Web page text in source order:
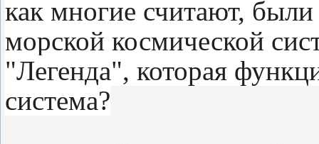
как многие считают,
морской космической
"Легенда", которая
система?